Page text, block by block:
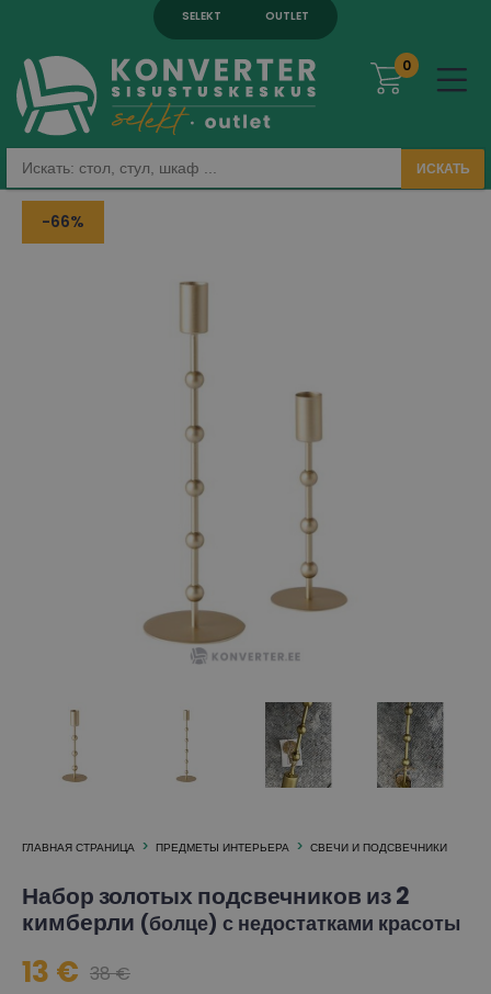
SELEKT OUTLET
0
ИСКАТЬ
-66%
ГЛАВНАЯ СТРАНИЦА ПРЕДМЕТЫ ИНТЕРЬЕРА СВЕЧИ И ПОДСВЕЧНИКИ
Набор золотых подсвечников из 2
кимберли (болце) с недостатками красоты
13 € 38 €